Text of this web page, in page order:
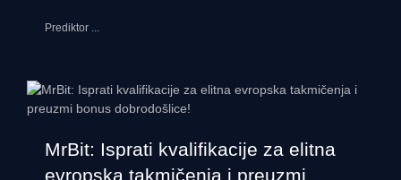
Prediktor ...
MrBit: Isprati kvalifikacije za elitna
evropska takmičenja i preuzmi